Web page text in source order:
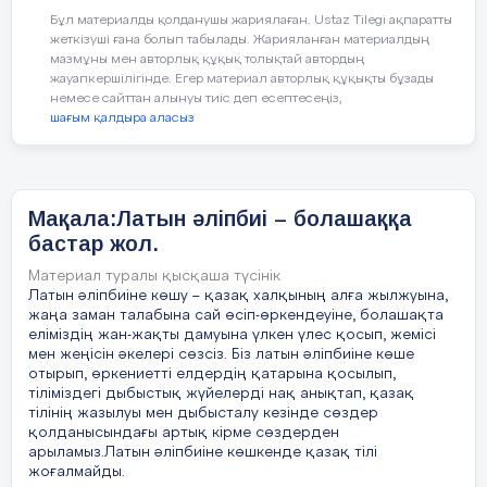
да ұзақ уақытты керек етеді, себебі он
мыңдаған мамандықтың түрі бар. Екінші
– мамандық әлемін әртүрлі әдістермен
зерттеп көру. Волонтерлік қызмет атқару,
әскер ойындар ойнау, өзіңнің ой – өрісіңді
әр түрлі жаттығулар арқылы
Сұрақтар:Ендеше қонақтарымызға сөз
кезегін берейік.
1. Сіз өз мамандығыңызды қашан
таңдадыңыз, қандай маман болуды
армандадыңыз?
2. Мамандық таңдауда неге сүйендіңіз?
3. Мамандық таңдауда сізге ықпал болды
ма? Кімдердің ықпалы көбірек болды?
4. Өз балаңыздың мамандық таңдауына
Бұл материалды қолданушы жариялаған. Ustaz Tilegi ақпаратты
жеткізуші ғана болып табылады. Жарияланған материалдың
мазмұны мен авторлық құқық толықтай автордың
жауапкершілігінде. Егер материал авторлық құқықты бұзады
немесе сайттан алынуы тиіс деп есептесеңіз,
шағым қалдыра аласыз
Мақала:Латын әліпбиі – болашаққа
бастар жол.
Материал туралы қысқаша түсінік
Латын әліпбиіне көшу – қазақ халқының алға жылжуына,
жаңа заман талабына сай өсіп-өркендеуіне, болашақта
еліміздің жан-жақты дамуына үлкен үлес қосып, жемісі
мен жеңісін әкелері сөзсіз. Біз латын әліпбиіне көше
отырып, өркениетті елдердің қатарына қосылып,
тіліміздегі дыбыстық жүйелерді нақ анықтап, қазақ
тілінің жазылуы мен дыбысталу кезінде сөздер
қолданысындағы артық кірме сөздерден
арыламыз.Латын әліпбиіне көшкенде қазақ тілі
жоғалмайды.